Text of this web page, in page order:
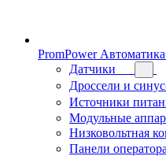
PromPower Автоматика
Датчики
Дроссели и
Источники
Модульные
Низковольтная
Панели оператора